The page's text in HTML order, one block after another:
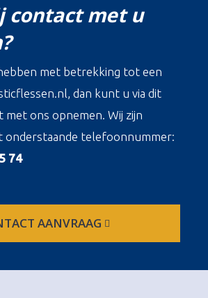
contact met u
met betrekking tot een
dan kunt u via dit
ons opnemen. Wij zijn
onderstaande telefoonnummer:
74
AANVRAAG